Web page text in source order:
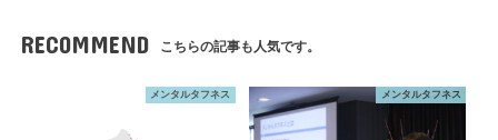
RECOMMEND こちらの記事も人気です。
メンタルタフネス メンタルタフネス